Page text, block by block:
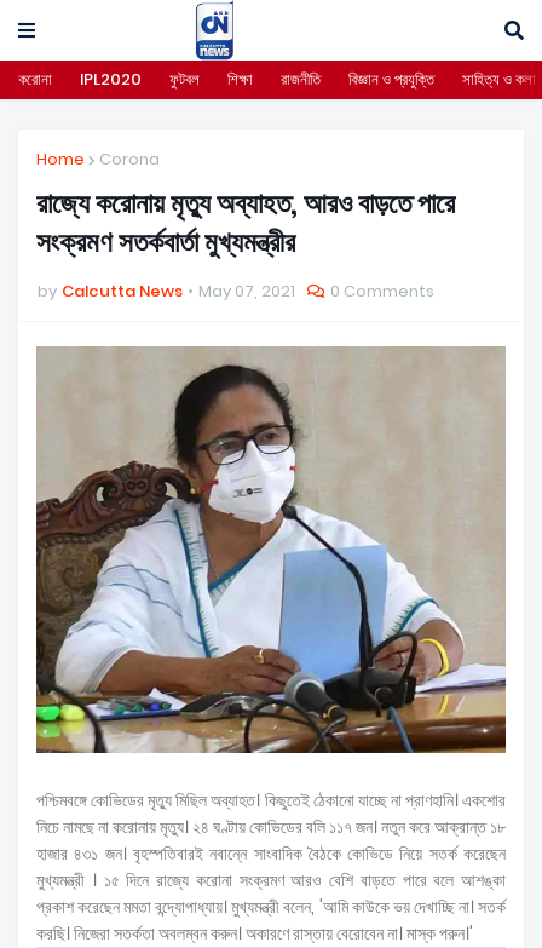
করোনা IPL2020 ফুটবল শিক্ষা রাজনীতি বিজ্ঞান ও প্রযুক্তি সাহিত্য ও কলা
Home Corona
রাজ্যে করোনায় মৃত্যু অব্যাহত, আরও বাড়তে পারে
সংক্রমণ সতর্কবার্তা মুখ্যমন্ত্রীর
by Calcutta News May 07, 2021 0 Comments
পশ্চিমবঙ্গে কোভিডের মৃত্যু মিছিল অব্যাহত। কিছুতেই ঠেকানো যাচ্ছে না প্রাণহানি। একশোর
নিচে নামছে না করোনায় মৃত্যু। ২৪ ঘণ্টায় কোভিডের বলি ১১৭ জন। নতুন করে আক্রান্ত ১৮
হাজার ৪৩১ জন। বৃহস্পতিবারই নবান্নে সাংবাদিক বৈঠকে কোভিডে নিয়ে সতর্ক করেছেন
মুখ্যমন্ত্রী । ১৫ দিনে রাজ্যে করোনা সংক্রমণ আরও বেশি বাড়তে পারে বলে আশঙ্কা
প্রকাশ করেছেন মমতা বন্দ্যোপাধ্যায়। মুখ্যমন্ত্রী বলেন, 'আমি কাউকে ভয় দেখাচ্ছি না। সতর্ক
করছি। নিজেরা সতর্কতা অবলম্বন করুন। অকারণে রাস্তায় বেরোবেন না। মাস্ক পরুন।'